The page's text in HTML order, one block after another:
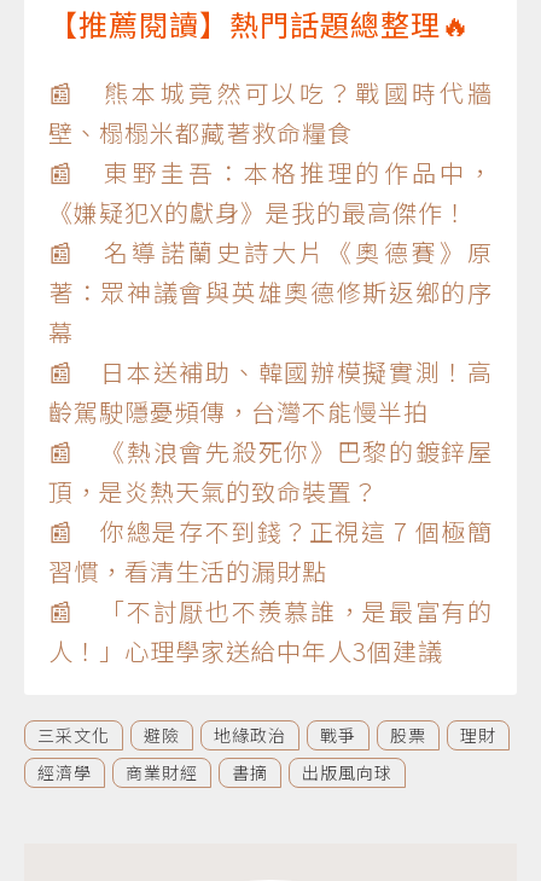
【推薦閱讀】熱門話題總整理🔥
📰 熊本城竟然可以吃？戰國時代牆
壁、榻榻米都藏著救命糧食
📰 東野圭吾：本格推理的作品中，
《嫌疑犯X的獻身》是我的最高傑作！
📰 名導諾蘭史詩大片《奧德賽》原
著：眾神議會與英雄奧德修斯返鄉的序
幕
📰 日本送補助、韓國辦模擬實測！高
齡駕駛隱憂頻傳，台灣不能慢半拍
📰 《熱浪會先殺死你》巴黎的鍍鋅屋
頂，是炎熱天氣的致命裝置？
📰 你總是存不到錢？正視這 7 個極簡
習慣，看清生活的漏財點
📰 「不討厭也不羨慕誰，是最富有的
人！」心理學家送給中年人3個建議
三采文化 避險 地緣政治 戰爭 股票
理財
經濟學
商業財經 書摘 出版風向球